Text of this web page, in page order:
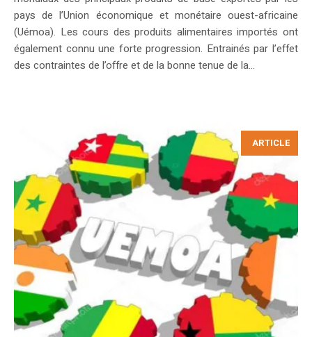
pays de l’Union économique et monétaire ouest-africaine
(Uémoa). Les cours des produits alimentaires importés ont
également connu une forte progression. Entrainés par l’effet
des contraintes de l’offre et de la bonne tenue de la...
ARTICLE